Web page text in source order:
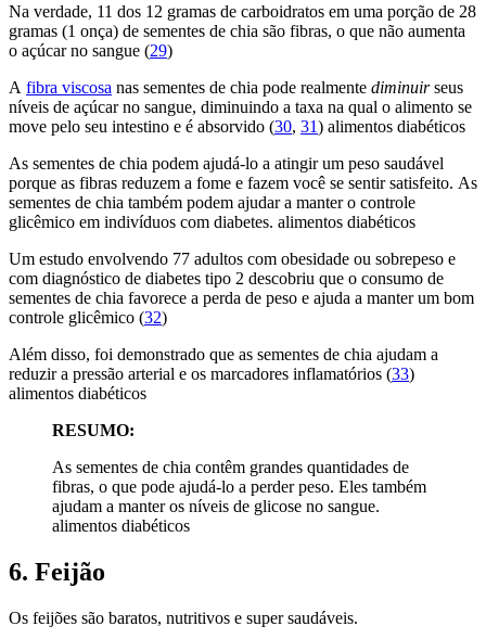
Na verdade, 11 dos 12 gramas de carboidratos em uma porção de 28
gramas (1 onça) de sementes de chia são fibras, o que não aumenta
o açúcar no sangue (29)
A fibra viscosa nas sementes de chia pode realmente diminuirseus
níveis de açúcar no sangue, diminuindo a taxa na qual o alimento se
move pelo seu intestino e é absorvido (30, 31) alimentos diabéticos
As sementes de chia podem ajudá-lo a atingir um peso saudável
porque as fibras reduzem a fome e fazem você se sentir satisfeito. As
sementes de chia também podem ajudar a manter o controle
glicêmico em indivíduos com diabetes. alimentos diabéticos
Um estudo envolvendo 77 adultos com obesidade ou sobrepeso e
com diagnóstico de diabetes tipo 2 descobriu que o consumo de
sementes de chia favorece a perda de peso e ajuda a manter um bom
controle glicêmico (32)
Além disso, foi demonstrado que as sementes de chia ajudam a
reduzir a pressão arterial e os marcadores inflamatórios (33)
alimentos diabéticos
RESUMO:
As sementes de chia contêm grandes quantidades de
fibras, o que pode ajudá-lo a perder peso. Eles também
ajudam a manter os níveis de glicose no sangue.
alimentos diabéticos
6. Feijão
Os feijões são baratos, nutritivos e super saudáveis.